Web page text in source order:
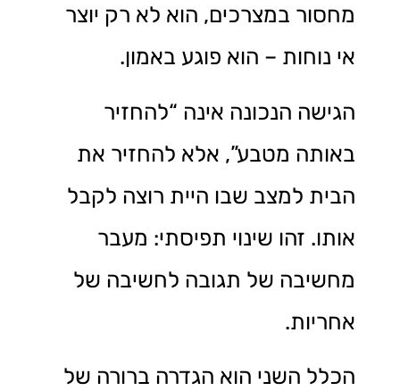
מחסור במצרכים, הוא לא רק יוצר
אי נוחות – הוא פוגע באמון.
הגישה הנכונה אינה “להחזיר
באותה מטבע”, אלא להחזיר את
הבית למצב שבו היית רוצה לקבל
אותו. זהו שינוי תפיסתי: מעבר
מחשיבה של תגובה לחשיבה של
אחריות.
הכלל השני הוא הגדרה ברורה של